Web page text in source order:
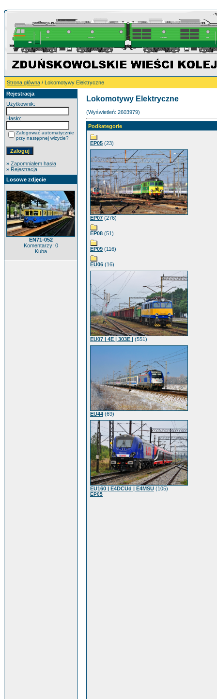
Strona główna / Lokomotywy Elektryczne
Rejestracja
Użytkownik:
Hasło:
Zalogować automatycznie
przy następnej wizycie?
» Zapomniałem hasła
» Rejestracja
Losowe zdjęcie
EN71-052
Komentarzy: 0
Kuba
Lokomotywy Elektryczne
(Wyświetleń: 2603979)
Podkategorie
EP05 (23)
EP07 (276)
EP08 (51)
EP09 (116)
EU06 (16)
EU07 | 4E | 303E | (551)
EU44 (69)
EU160 | E4DCUd | E4MSU (105)
EP05